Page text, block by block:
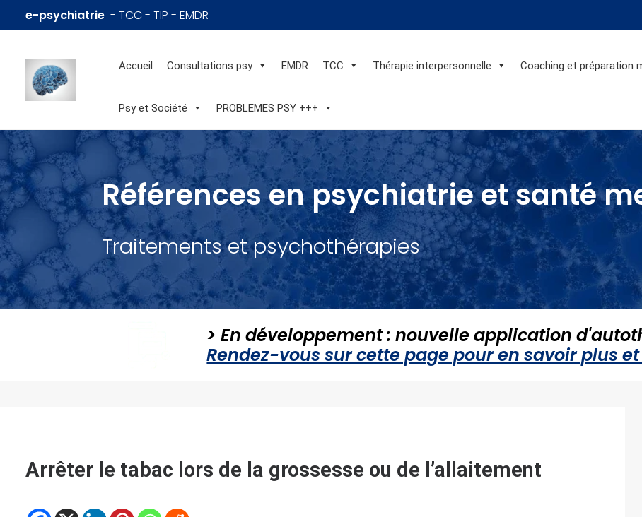
e-psychiatrie - TCC - TIP - EMDR
Accueil Consultations psy EMDR TCC Thérapie interpersonnelle Coaching et préparation
Psy et Société PROBLEMES PSY +++
Références en psychiatrie et santé
Traitements et psychothérapies
> En développement : nouvelle application
Rendez-vous sur cette page pour en savoir plus
Arrêter le tabac lors de la grossesse ou de l’allaitement